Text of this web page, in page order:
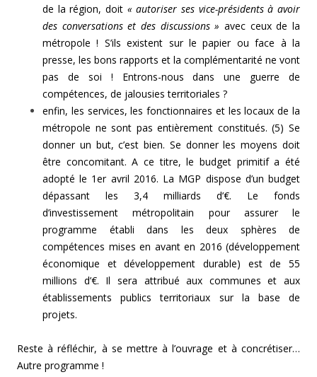
de la région, doit « autoriser ses vice-présidents à avoir
des conversations et des discussions » avec ceux de la
métropole ! S’ils existent sur le papier ou face à la
presse, les bons rapports et la complémentarité ne vont
pas de soi ! Entrons-nous dans une guerre de
compétences, de jalousies territoriales ?
enfin, les services, les fonctionnaires et les locaux de la
métropole ne sont pas entièrement constitués. (5) Se
donner un but, c’est bien. Se donner les moyens doit
être concomitant. A ce titre, le budget primitif a été
adopté le 1er avril 2016. La MGP dispose d’un budget
dépassant les 3,4 milliards d’€. Le fonds
d’investissement métropolitain pour assurer le
programme établi dans les deux sphères de
compétences mises en avant en 2016 (développement
économique et développement durable) est de 55
millions d’€. Il sera attribué aux communes et aux
établissements publics territoriaux sur la base de
projets.
Reste à réfléchir, à se mettre à l’ouvrage et à concrétiser…
Autre programme !